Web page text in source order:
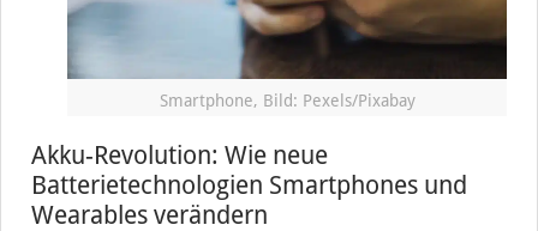
Smartphone, Bild: Pexels/Pixabay
Akku-Revolution: Wie neue
Batterietechnologien Smartphones und
Wearables verändern